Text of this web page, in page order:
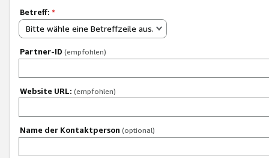
Betreff: *
Bitte wähle eine Betreffzeile aus.
Partner-ID (empfohlen)
Website URL: (empfohlen)
Name der Kontaktperson (optional)